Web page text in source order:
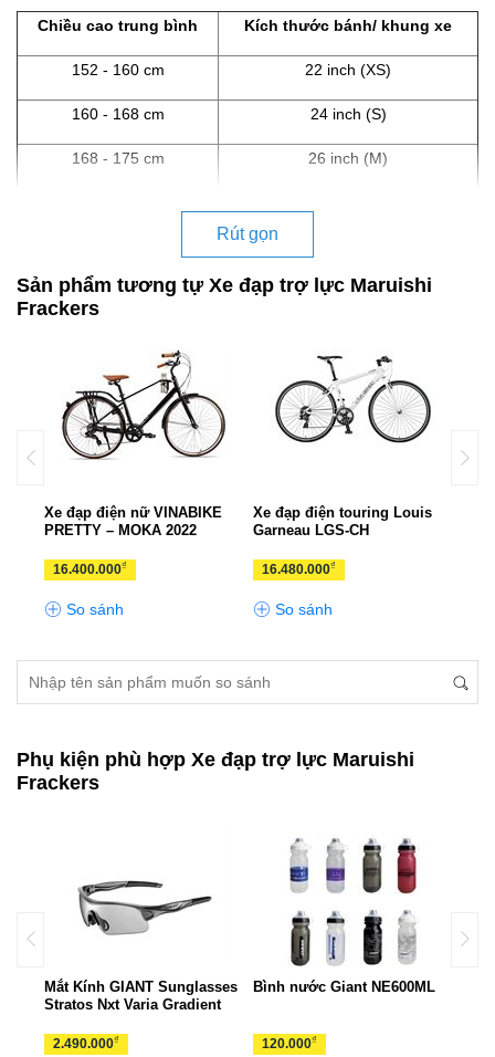
Chiều cao trung bình Kích thước bánh/ khung xe
152 - 160 cm 22 inch (XS)
160 - 168 cm 24 inch (S)
168 - 175 cm 26 inch (M)
Rút gọn
Sản phẩm tương tự Xe đạp trợ lực Maruishi
Frackers
Xe đạp điện nữ VINABIKE
PRETTY – MOKA 2022
16.400.000₫
So sánh
Xe đạp điện touring Louis
Garneau LGS-CH
16.480.000₫
So sánh
Phụ kiện phù hợp Xe đạp trợ lực Maruishi
Frackers
Mắt Kính GIANT Sunglasses
Stratos Nxt Varia Gradient
2.490.000₫
Bình nước Giant NE600ML
120.000₫